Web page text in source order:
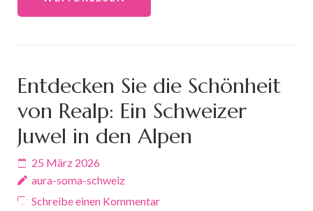
Entdecken Sie die Schönheit
von Realp: Ein Schweizer
Juwel in den Alpen
25 März 2026
aura-soma-schweiz
Schreibe einen Kommentar